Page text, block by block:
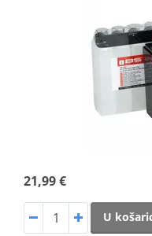
21,99 €
U